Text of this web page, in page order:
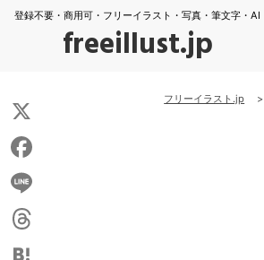
登録不要・商用可・フリーイラスト・写真・筆文字・AI
freeillust.jp
フリーイラスト.jp >
X
Facebook
Line
Threads